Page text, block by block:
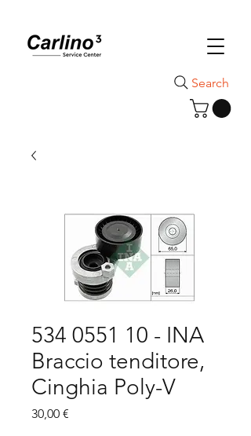
Search
534 0551 10 - INA
Braccio tenditore,
Cinghia Poly-V
30,00 €